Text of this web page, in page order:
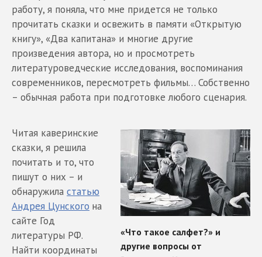
работу, я поняла, что мне придется не только
прочитать сказки и освежить в памяти «Открытую
книгу», «Два капитана» и многие другие
произведения автора, но и просмотреть
литературоведческие исследования, воспоминания
современников, пересмотреть фильмы… Собственно
– обычная работа при подготовке любого сценария.
Читая каверинские
сказки, я решила
почитать и то, что
пишут о них – и
обнаружила статью
Андрея Цунского на
сайте Год
литературы РФ.
Найти координаты